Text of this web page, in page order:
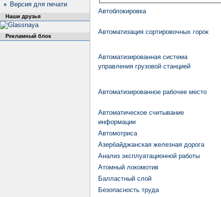
Автоблокировка
Автоматизация сортировочных горок
Автоматизированная система
управления грузовой станцией
Автоматизированное рабочее место
Автоматическое считывание
информации
Автомотриса
Азербайджанская железная дорога
Анализ эксплуатационной работы
Атомный локомотив
Балластный слой
Безопасность труда
Версия для печати
Наши друзья
Рекламный блок